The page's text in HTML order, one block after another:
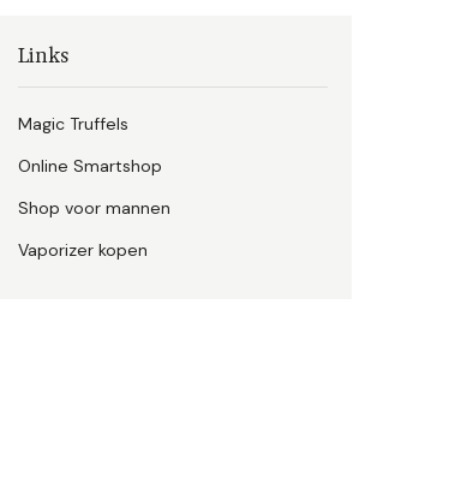
Links
Magic Truffels
Online Smartshop
Shop voor mannen
Vaporizer kopen